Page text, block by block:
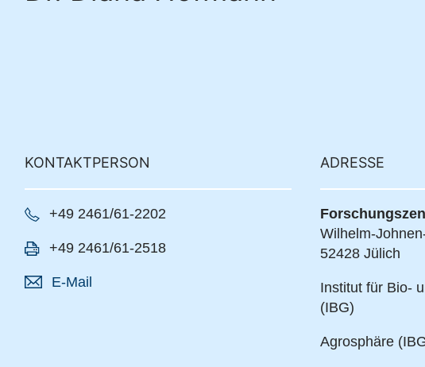
KONTAKTPERSON
+49 2461/61-2202
+49 2461/61-2518
E-Mail
ADRESSE
Wilhelm-
52428 Jülich
Institut für Bio-
(IBG)
Agrosphäre